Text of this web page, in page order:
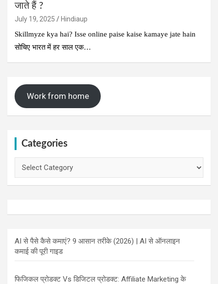
जाते हैं ?
July 19, 2025
Hindiaup
Skillmyze kya hai? Isse online paise kaise kamaye jate hain
सोचिए भारत में हर साल एक…
Work from home
Categories
AI से पैसे कैसे कमाएं? 9 आसान तरीके (2026) | AI से ऑनलाइन
कमाई की पूरी गाइड
फिजिकल प्रोडक्ट Vs डिजिटल प्रोडक्ट: Affiliate Marketing के